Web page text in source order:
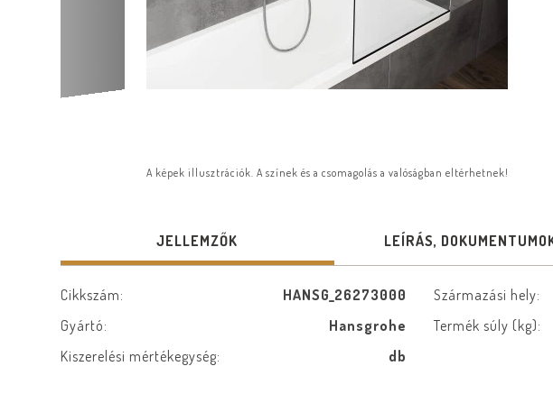
A képek illusztrációk. A színek és a csomagolás a valóságban eltérhetnek!
JELLEMZŐK LEÍRÁS,
Cikkszám: HANSG_26273000 Származási hely:
Gyártó:
Hansgrohe Termék súly (kg):
Kiszerelési mértékegység:
db